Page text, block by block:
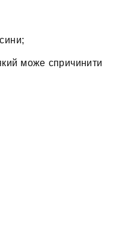
може спричинити